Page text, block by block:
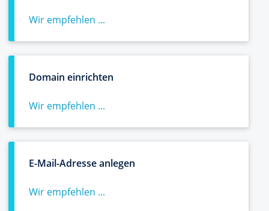
Wir empfehlen ...
Domain einrichten
Wir empfehlen ...
E-Mail-Adresse anlegen
Wir empfehlen ...